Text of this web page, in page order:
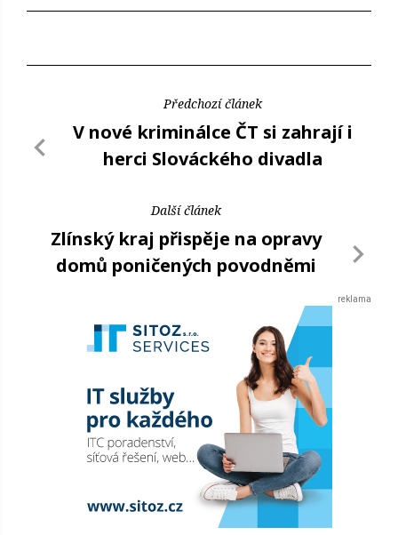
Předchozí článek
V nové kriminálce ČT si zahrají i
herci Slováckého divadla
Další článek
Zlínský kraj přispěje na opravy
domů poničených povodněmi